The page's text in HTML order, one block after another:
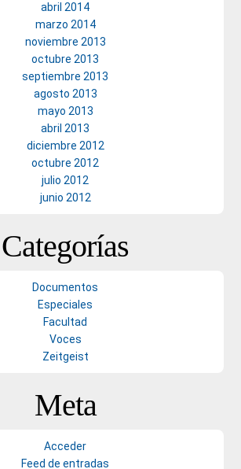
abril 2014
marzo 2014
noviembre 2013
octubre 2013
septiembre 2013
agosto 2013
mayo 2013
abril 2013
diciembre 2012
octubre 2012
julio 2012
junio 2012
Categorías
Documentos
Especiales
Facultad
Voces
Zeitgeist
Meta
Acceder
Feed de entradas